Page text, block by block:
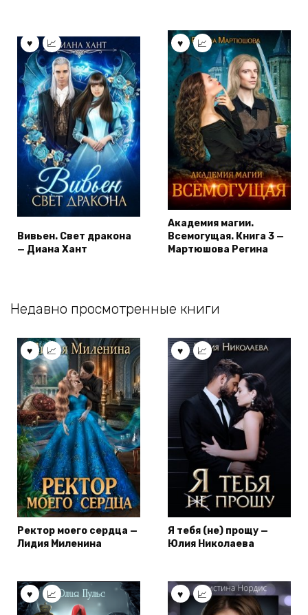
Вивьен. Свет дракона
— Диана Хант
Академия магии.
Всемогущая. Книга 3 —
Мартюшова Регина
Недавно просмотренные книги
Ректор моего сердца —
Лидия Миленина
Я тебя (не) прощу —
Юлия Николаева